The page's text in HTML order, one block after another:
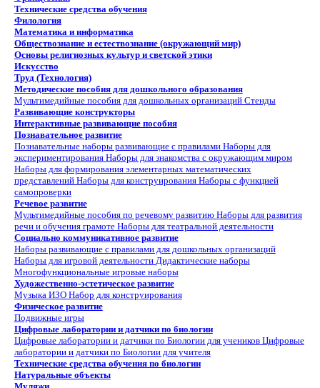
Технические средства обучения
Филология
Математика и информатика
Обществознание и естествознание (окружающий мир)
Основы религиозных культур и светской этики
Искусство
Труд (Технология)
Методические пособия для дошкольного образования
Мультимедийные пособия для дошкольных организаций Стенды
Развивающие конструкторы
Интерактивные развивающие пособия
Познавательное развитие
Познавательные наборы развивающие с правилами Наборы для
экспериментирования Наборы для знакомства с окружающим миром
Наборы для формирования элементарных математических
представлений Наборы для конструирования Наборы с функцией
самопроверки
Речевое развитие
Мультимедийные пособия по речевому развитию Наборы для развития
речи и обучения грамоте Наборы для театральной деятельности
Социально коммуникативное развитие
Наборы развивающие с правилами для дошкольных организаций
Наборы для игровой деятельности Дидактические наборы
Многофункциональные игровые наборы
Художественно-эстетическое развитие
Музыка ИЗО Набор для конструирования
Физическое развитие
Подвижные игры
Цифровые лаборатории и датчики по биологии
Цифровые лаборатории и датчики по Биологии для учеников Цифровые
лаборатории и датчики по Биологии для учителя
Технические средства обучения по биологии
Натуральные объекты